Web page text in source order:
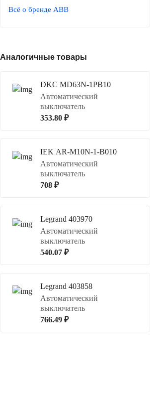
Всё о бренде ABB
Аналогичные товары
DKC MD63N-1PB10
Автоматический
выключатель
353.80 ₽
IEK AR-M10N-1-B010
Автоматический
выключатель
708 ₽
Legrand 403970
Автоматический
выключатель
540.07 ₽
Legrand 403858
Автоматический
выключатель
766.49 ₽